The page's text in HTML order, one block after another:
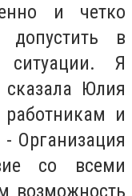
и четко
в
ситуации. Я
Юлия
и
- Организация
со всеми
возможность